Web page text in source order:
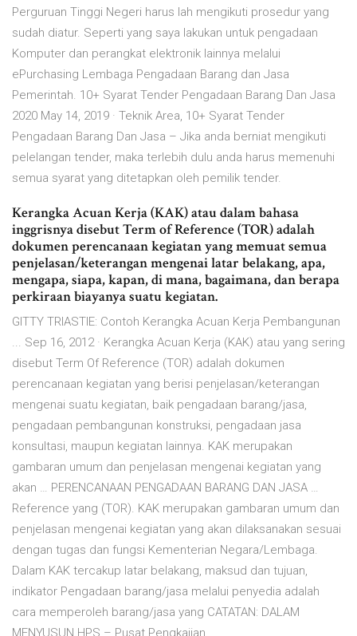
Perguruan Tinggi Negeri harus lah mengikuti prosedur yang
sudah diatur. Seperti yang saya lakukan untuk pengadaan
Komputer dan perangkat elektronik lainnya melalui
ePurchasing Lembaga Pengadaan Barang dan Jasa
Pemerintah. 10+ Syarat Tender Pengadaan Barang Dan Jasa
2020 May 14, 2019 · Teknik Area, 10+ Syarat Tender
Pengadaan Barang Dan Jasa – Jika anda berniat mengikuti
pelelangan tender, maka terlebih dulu anda harus memenuhi
semua syarat yang ditetapkan oleh pemilik tender.
Kerangka Acuan Kerja (KAK) atau dalam bahasa
inggrisnya disebut Term of Reference (TOR) adalah
dokumen perencanaan kegiatan yang memuat semua
penjelasan/keterangan mengenai latar belakang, apa,
mengapa, siapa, kapan, di mana, bagaimana, dan berapa
perkiraan biayanya suatu kegiatan.
GITTY TRIASTIE: Contoh Kerangka Acuan Kerja Pembangunan
... Sep 16, 2012 · Kerangka Acuan Kerja (KAK) atau yang sering
disebut Term Of Reference (TOR) adalah dokumen
perencanaan kegiatan yang berisi penjelasan/keterangan
mengenai suatu kegiatan, baik pengadaan barang/jasa,
pengadaan pembangunan konstruksi, pengadaan jasa
konsultasi, maupun kegiatan lainnya. KAK merupakan
gambaran umum dan penjelasan mengenai kegiatan yang
akan … PERENCANAAN PENGADAAN BARANG DAN JASA …
Reference yang (TOR). KAK merupakan gambaran umum dan
penjelasan mengenai kegiatan yang akan dilaksanakan sesuai
dengan tugas dan fungsi Kementerian Negara/Lembaga.
Dalam KAK tercakup latar belakang, maksud dan tujuan,
indikator Pengadaan barang/jasa melalui penyedia adalah
cara memperoleh barang/jasa yang CATATAN: DALAM